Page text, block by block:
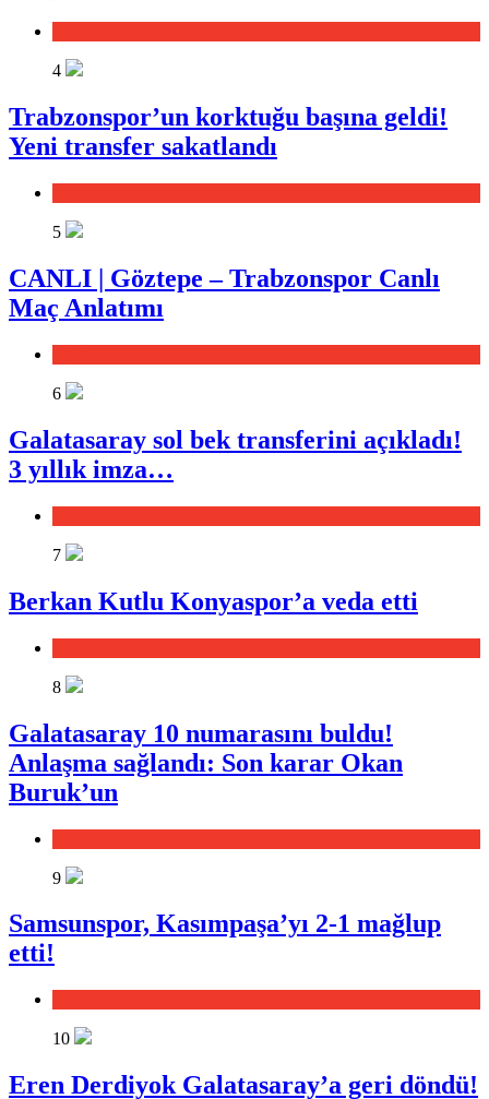
4
Trabzonspor’un korktuğu başına geldi!
Yeni transfer sakatlandı
5
CANLI | Göztepe – Trabzonspor Canlı
Maç Anlatımı
6
Galatasaray sol bek transferini açıkladı!
3 yıllık imza…
7
Berkan Kutlu Konyaspor’a veda etti
8
Galatasaray 10 numarasını buldu!
Anlaşma sağlandı: Son karar Okan
Buruk’un
9
Samsunspor, Kasımpaşa’yı 2-1 mağlup
etti!
10
Eren Derdiyok Galatasaray’a geri döndü!